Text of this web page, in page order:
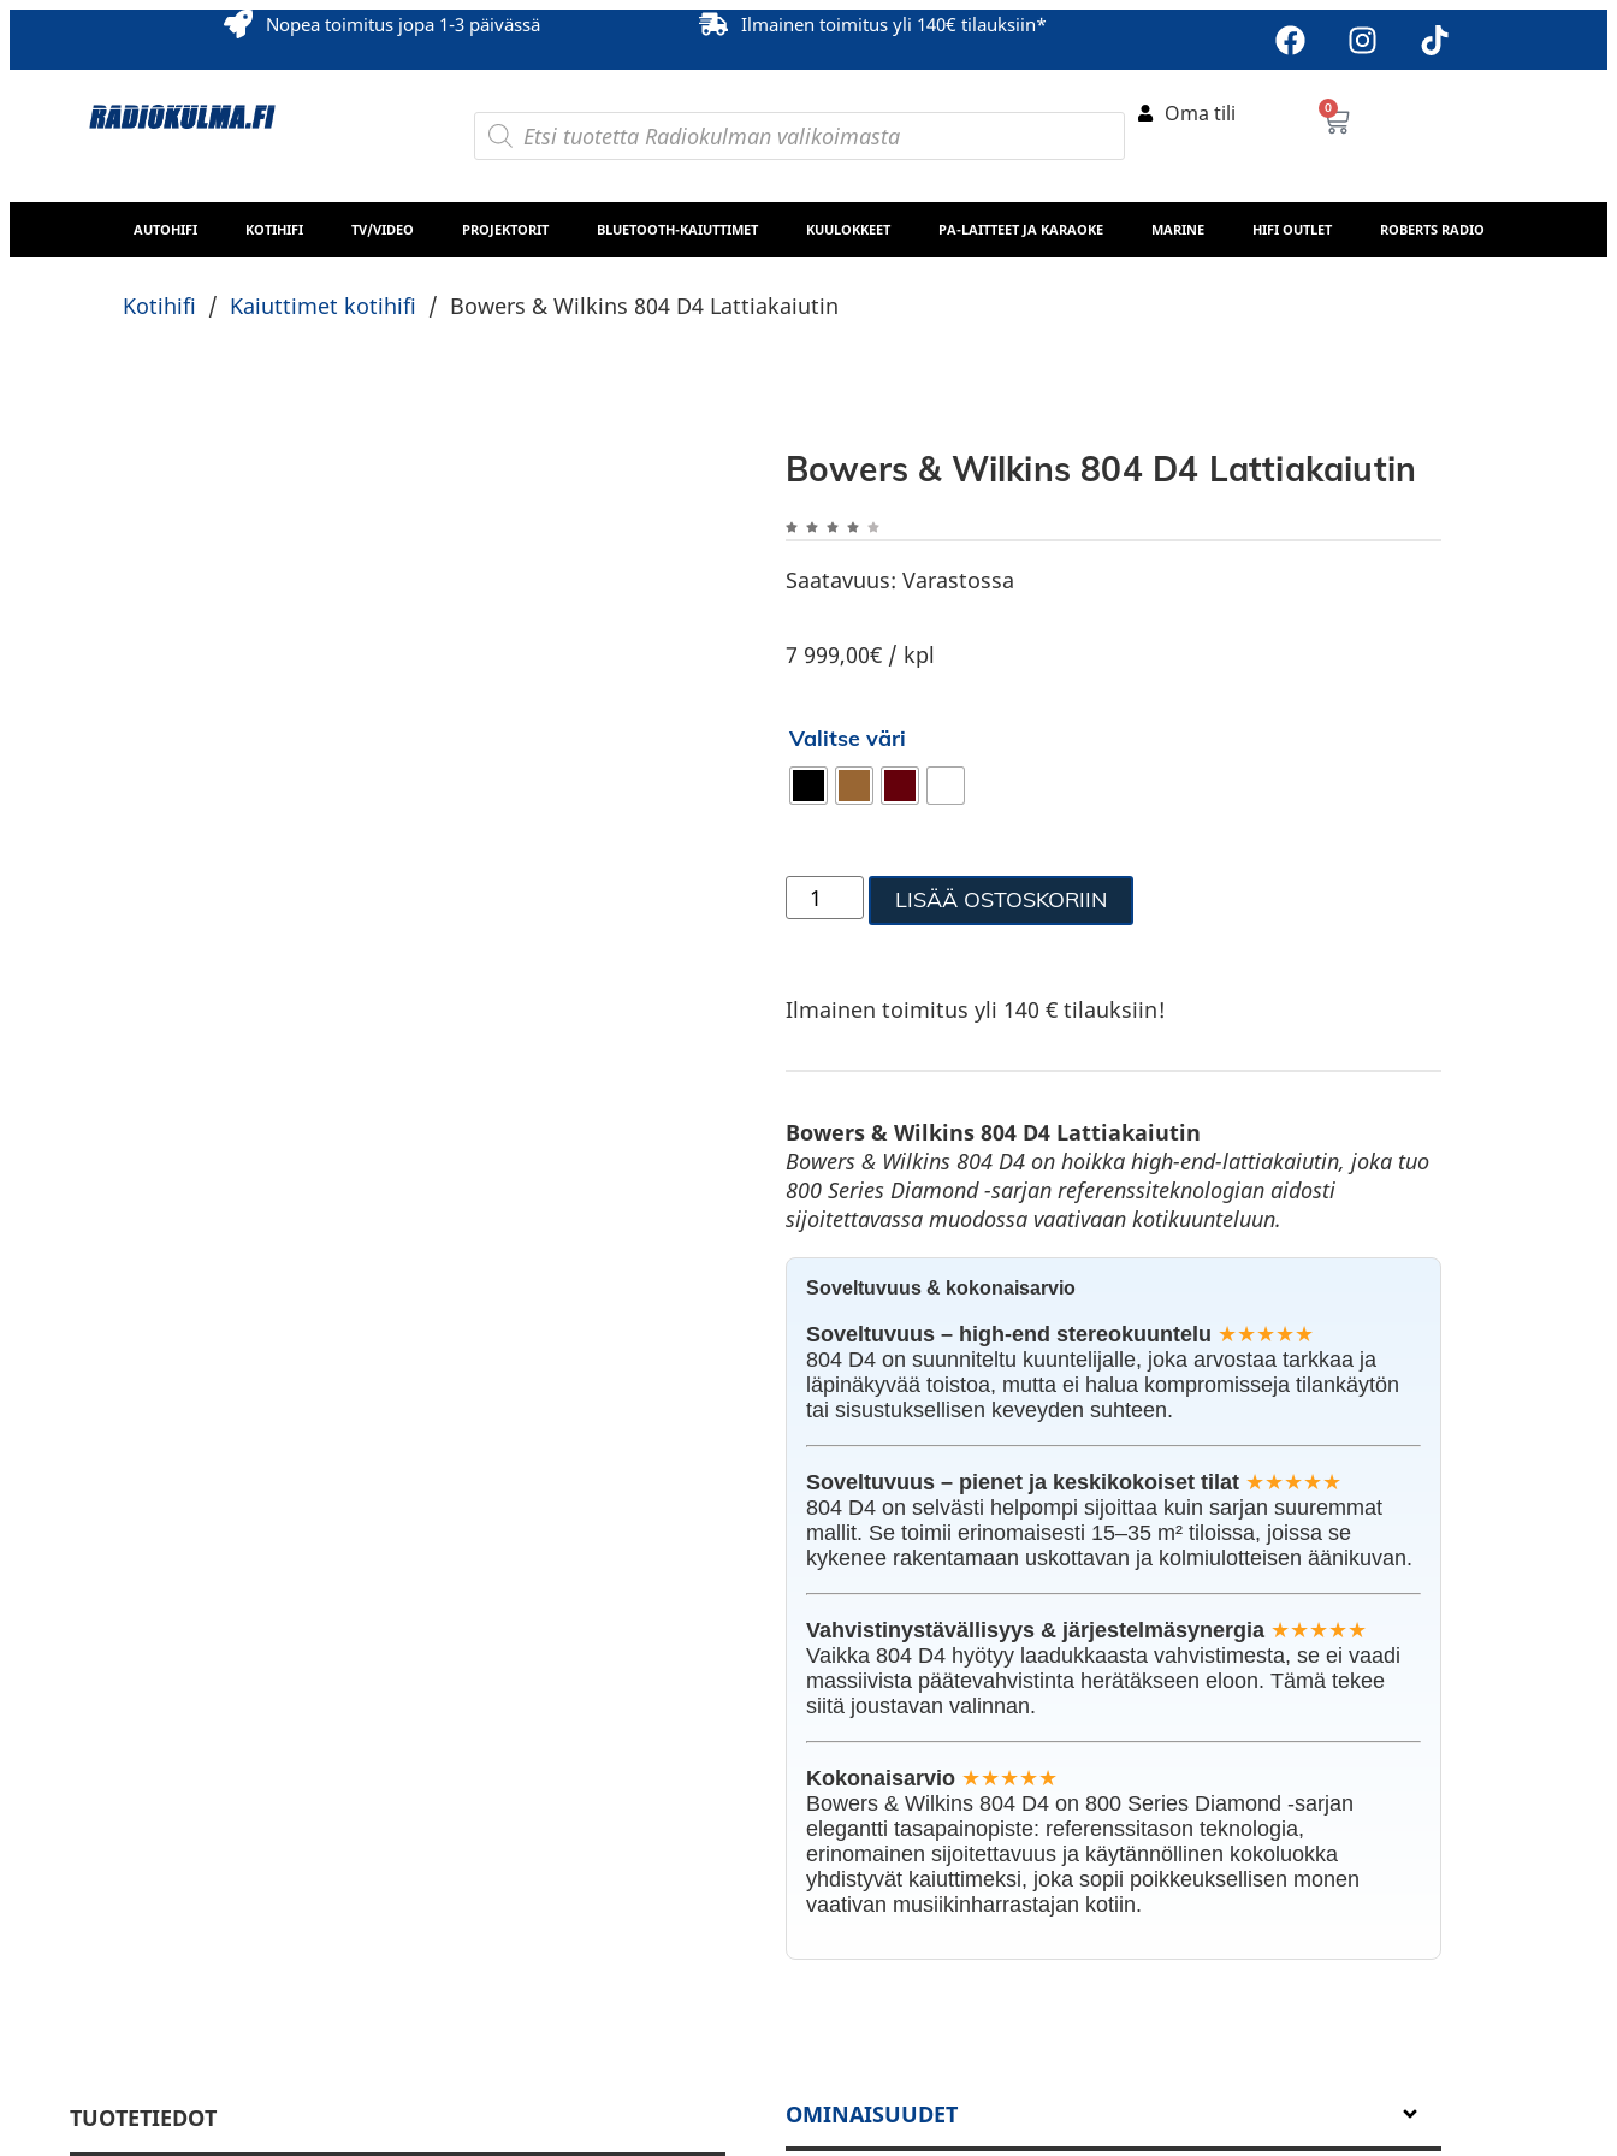
Nopea toimitus jopa 1-3 päivässä Ilmainen toimitus yli 140€ tilauksiin*
Oma tili 0
AUTOHIFI KOTIHIFI TV/VIDEO PROJEKTORIT BLUETOOTH-KAIUTTIMET KUULOKKEET PA-LAITTEET JA KARAOKE MARINE HIFI OUTLET ROBERTS RADIO
Kotihifi / Kaiuttimet kotihifi / Bowers & Wilkins 804 D4 Lattiakaiutin
Bowers & Wilkins 804 D4 Lattiakaiutin
Saatavuus: Varastossa
7 999,00€ / kpl
Valitse väri
LISÄÄ OSTOSKORIIN
Ilmainen toimitus yli 140 € tilauksiin!
Bowers & Wilkins 804 D4 Lattiakaiutin
Bowers & Wilkins 804 D4 on hoikka high-end-lattiakaiutin, joka tuo
800 Series Diamond -sarjan referenssiteknologian aidosti
sijoitettavassa muodossa vaativaan kotikuunteluun.
Soveltuvuus & kokonaisarvio
Soveltuvuus – high-end stereokuuntelu ★★★★★
804 D4 on suunniteltu kuuntelijalle, joka arvostaa tarkkaa ja
läpinäkyvää toistoa, mutta ei halua kompromisseja tilankäytön
tai sisustuksellisen keveyden suhteen.
Soveltuvuus – pienet ja keskikokoiset tilat ★★★★★
804 D4 on selvästi helpompi sijoittaa kuin sarjan suuremmat
mallit. Se toimii erinomaisesti 15–35 m² tiloissa, joissa se
kykenee rakentamaan uskottavan ja kolmiulotteisen äänikuvan.
Vahvistinystävällisyys & järjestelmäsynergia ★★★★★
Vaikka 804 D4 hyötyy laadukkaasta vahvistimesta, se ei vaadi
massiivista päätevahvistinta herätäkseen eloon. Tämä tekee
siitä joustavan valinnan.
Kokonaisarvio ★★★★★
Bowers & Wilkins 804 D4 on 800 Series Diamond -sarjan
elegantti tasapainopiste: referenssitason teknologia,
erinomainen sijoitettavuus ja käytännöllinen kokoluokka
yhdistyvät kaiuttimeksi, joka sopii poikkeuksellisen monen
vaativan musiikinharrastajan kotiin.
TUOTETIEDOT OMINAISUUDET